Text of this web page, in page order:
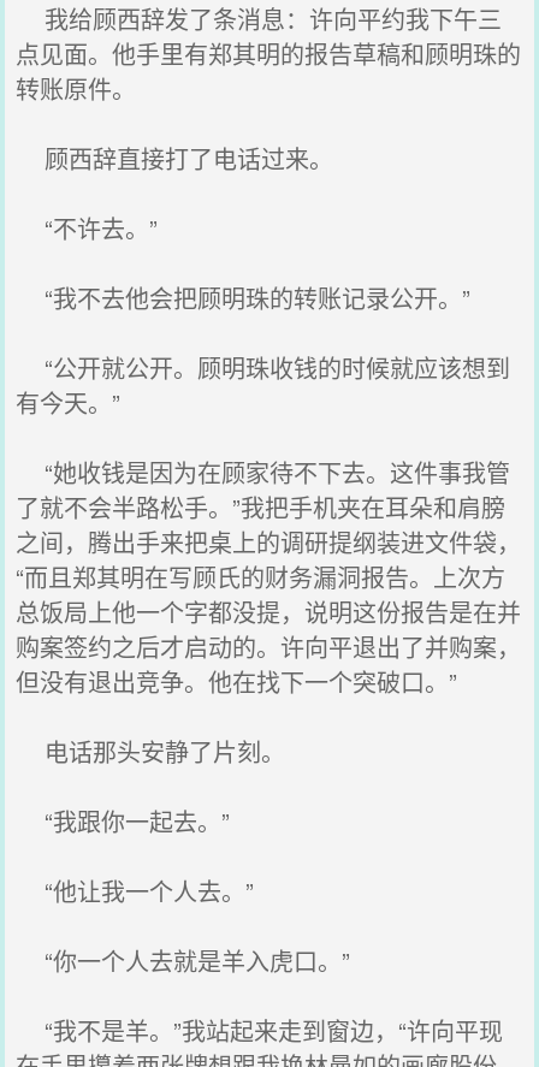
我给顾西辞发了条消息：许向平约我下午三
点见面。他手里有郑其明的报告草稿和顾明珠的
转账原件。
顾西辞直接打了电话过来。
“不许去。”
“我不去他会把顾明珠的转账记录公开。”
“公开就公开。顾明珠收钱的时候就应该想到
有今天。”
“她收钱是因为在顾家待不下去。这件事我管
了就不会半路松手。”我把手机夹在耳朵和肩膀
之间，腾出手来把桌上的调研提纲装进文件袋，
“而且郑其明在写顾氏的财务漏洞报告。上次方
总饭局上他一个字都没提，说明这份报告是在并
购案签约之后才启动的。许向平退出了并购案，
但没有退出竞争。他在找下一个突破口。”
电话那头安静了片刻。
“我跟你一起去。”
“他让我一个人去。”
“你一个人去就是羊入虎口。”
“我不是羊。”我站起来走到窗边，“许向平现